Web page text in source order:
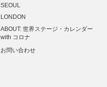
SEOUL
LONDON
ABOUT: 世界ステージ・カレンダー
with コロナ
お問い合わせ